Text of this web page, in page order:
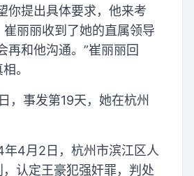
你提出具体要求，他来考
崔丽丽收到了她的直属领导
再和他沟通。”崔丽丽回
。
，事发第19天，她在杭州
4月2日，杭州市滨江区人
，认定王豪犯强奸罪，判处